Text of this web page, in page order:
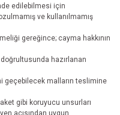
edilebilmesi için
ve kullanılmamış
gereğince; cayma hakkının
hazırlanan
geçebilecek malların teslimine
gibi koruyucu unsurları
açısından uygun